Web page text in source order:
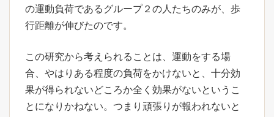
の運動負荷であるグループ２の人たちのみが、歩
行距離が伸びたのです。
この研究から考えられることは、運動をする場
合、やはりある程度の負荷をかけないと、十分効
果が得られないどころか全く効果がないというこ
とになりかねない。つまり頑張りが報われないと